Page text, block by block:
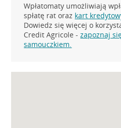
Wpłatomaty umożliwiają
spłatę rat oraz kart
Dowiedz się więcej o
Credit Agricole -zapoznaj
samouczkiem.